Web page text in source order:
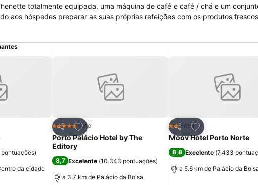
totalmente equipada, uma máquina de café e café / chá e um
aos hóspedes preparar as suas próprias refeições com os produtos
ao Mercado do Bolhão, os estúdios e os apartamentos têm o nome de
favoritos
pontuações)
da cidade
Partilhar
Adicionar aos favoritos
5 EstrelasHotel
Porto Palácio Hotel by The
Editory
8,7 Excelente (10.343 pontuações)
a 3.7 km de Palácio da Bolsa
Partilhar
Adicionar aos
2 Estrelas
Hotel
Moov Hotel Porto Norte
8,8 Excelente (7.433
a 5.6 km de Palácio da